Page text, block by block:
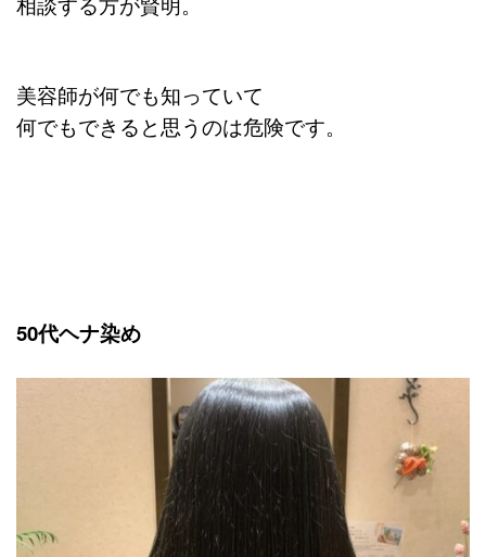
美容師が何でも知っていて
何でもできると思うのは危険です。
50代ヘナ染め